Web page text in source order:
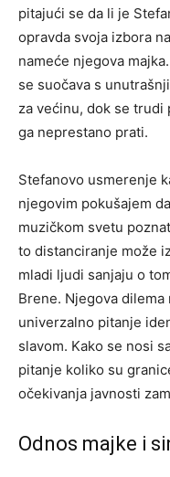
pitajući se da li je
opravda svoja izbora
nameće njegova
se suočava s
za većinu, dok se
ga neprestano prati.
Stefanovo usmerenje
njegovim pokušajem
muzičkom svetu
to distanciranje može
mladi ljudi sanjaju o
Brene. Njegova
univerzalno pitanje
slavom. Kako se nosi
pitanje koliko su
očekivanja javnosti
Odnos majke i